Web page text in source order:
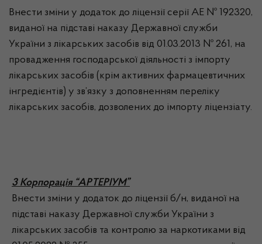
Внести зміни у додаток до ліцензії серії АЕ № 192320,
виданої на підставі наказу Державної служби
України з лікарських засобів від 01.03.2013 № 261, на
провадження господарської діяльності з імпорту
лікарських засобів (крім активних фармацевтичних
інгредієнтів) у зв’язку з доповненням переліку
лікарських засобів, дозволених до імпорту ліцензіату.
3 Корпорація “АРТЕРІУМ”
Внести зміни у додаток до ліцензії б/н, виданої на
підставі наказу Державної служби України з
лікарських засобів та контролю за наркотиками від